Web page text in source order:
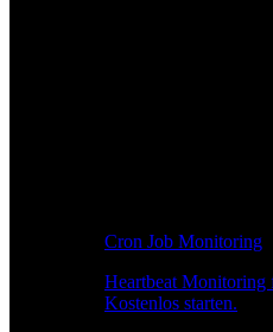
Cron Job Monitoring
Heartbeat Monitoring
Kostenlos starten.